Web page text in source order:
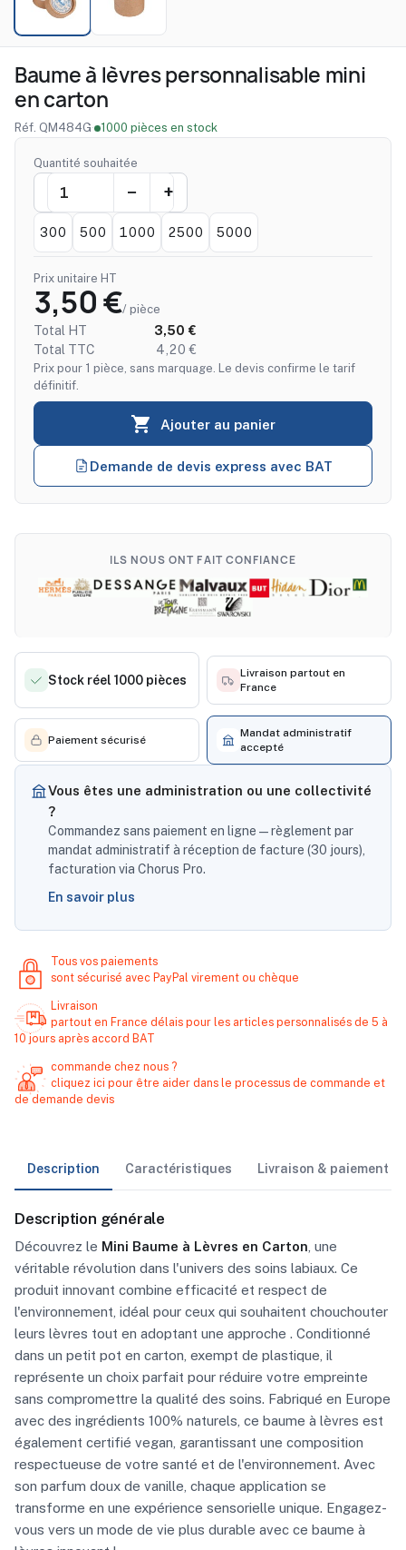
Baume à lèvres personnalisable mini
en carton
Réf. QM484G· 1000 pièces en stock
Quantité souhaitée
300 500 1000 2500 5000
 Ajouter au panier
Prix unitaire HT
3,50 €/ pièce
Total HT
3,50 €
Total TTC
4,20 €
Prix pour 1 pièce, sans marquage. Le devis confirme le tarif
définitif.
Demande de devis express avec BAT
ILS NOUS ONT FAIT CONFIANCE
Stock réel 1000 pièces
Livraison partout en
France
Paiement sécurisé
Mandat administratif
accepté
Vous êtes une administration ou une collectivité
?
Commandez sans paiement en ligne — règlement par
mandat administratif à réception de facture (30 jours),
facturation via Chorus Pro.
En savoir plus
Tous vos paiements
sont sécurisé avec PayPal virement ou chèque
Livraison
partout en France délais pour les articles personnalisés de 5 à
10 jours après accord BAT
commande chez nous ?
cliquez ici pour être aider dans le processus de commande et
de demande devis
Description Caractéristiques Livraison & paiement
Description générale
Découvrez le Mini Baume à Lèvres en Carton , une
véritable révolution dans l'univers des soins labiaux. Ce
produit innovant combine efficacité et respect de
l'environnement, idéal pour ceux qui souhaitent chouchouter
leurs lèvres tout en adoptant une approche . Conditionné
dans un petit pot en carton, exempt de plastique, il
représente un choix parfait pour réduire votre empreinte
sans compromettre la qualité des soins. Fabriqué en Europe
avec des ingrédients 100% naturels, ce baume à lèvres est
également certifié vegan, garantissant une composition
respectueuse de votre santé et de l'environnement. Avec
son parfum doux de vanille, chaque application se
transforme en une expérience sensorielle unique. Engagez-
vous vers un mode de vie plus durable avec ce baume à